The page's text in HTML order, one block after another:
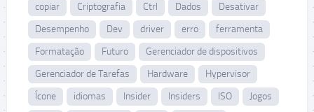
copiar
Criptografia Ctrl Dados
Desativar
Desempenho
Dev driver erro
ferramenta
Formatação
Futuro
Gerenciador de dispositivos
Gerenciador de Tarefas
Hardware
Hypervisor
Ícone
idiomas Insider Insiders ISO
Jogos